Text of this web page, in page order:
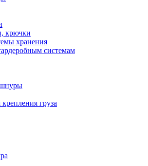
крючки
хранения
системам
груза